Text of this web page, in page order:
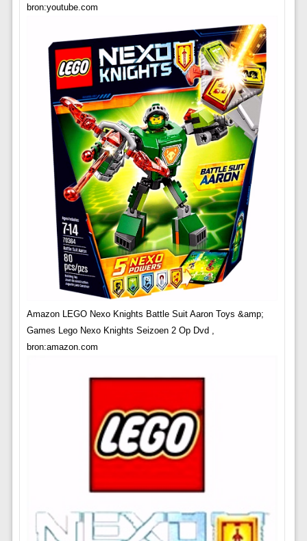
bron:youtube.com
Amazon LEGO Nexo Knights Battle Suit Aaron Toys &amp;
Games Lego Nexo Knights Seizoen 2 Op Dvd ,
bron:amazon.com